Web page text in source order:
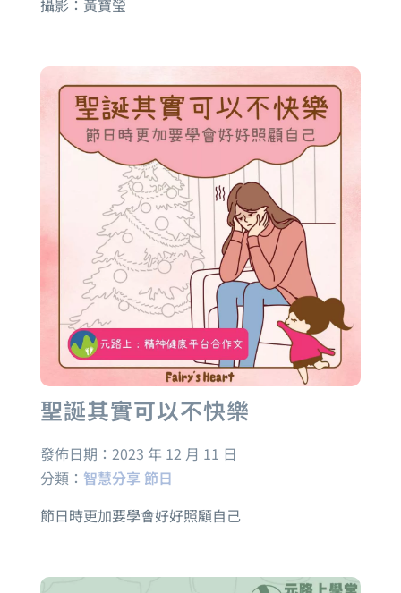
攝影：黃寶瑩
聖誕其實可以不快樂
發佈日期： 2023 年 12 月 11 日
分類： 智慧分享 節日
節日時更加要學會好好照顧自己